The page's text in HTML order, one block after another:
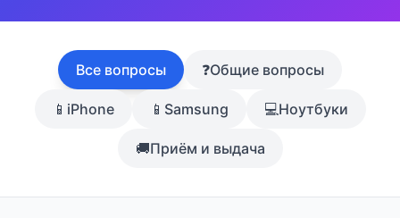
Все вопросы ❓Общие вопросы
📱 iPhone 📱 Samsung 💻Ноутбуки
🚚Приём и выдача